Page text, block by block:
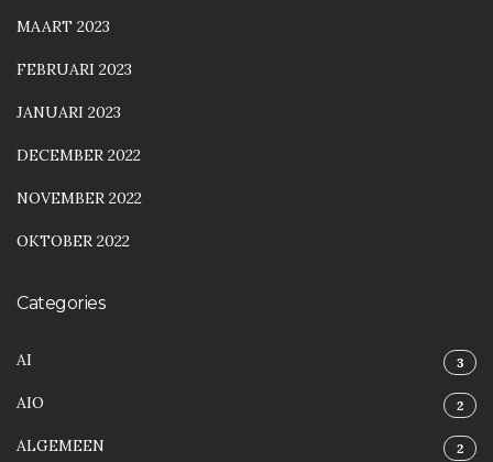
MAART 2023
FEBRUARI 2023
JANUARI 2023
DECEMBER 2022
NOVEMBER 2022
OKTOBER 2022
Categories
AI 3
AIO 2
ALGEMEEN 2